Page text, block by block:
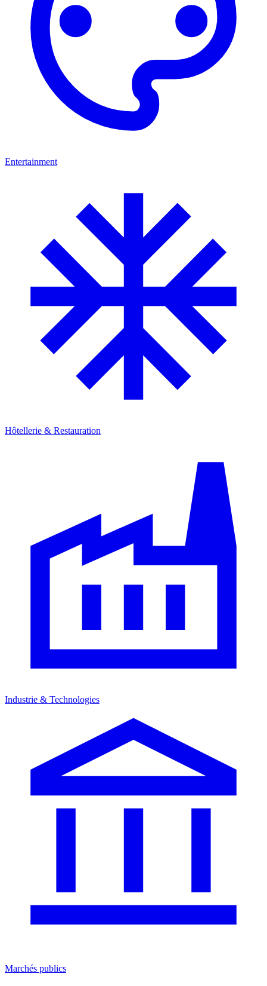
Entertainment
Hôtellerie & Restauration
Industrie & Technologies
Marchés publics